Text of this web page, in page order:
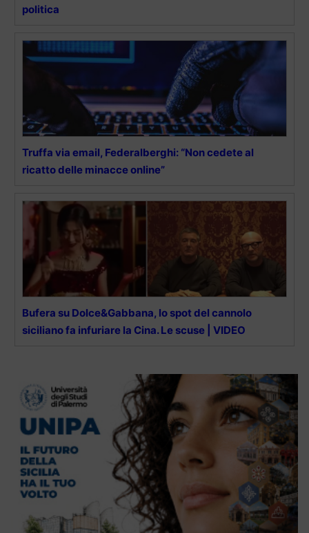
politica
Truffa via email, Federalberghi: “Non cedete al
ricatto delle minacce online”
Bufera su Dolce&Gabbana, lo spot del cannolo
siciliano fa infuriare la Cina. Le scuse | VIDEO